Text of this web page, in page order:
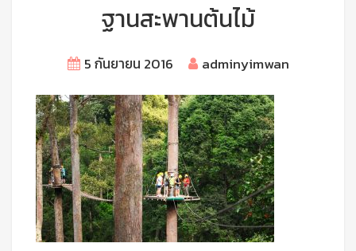
ฐานสะพานต้นไม้
5 กันยายน 2016 adminyimwan